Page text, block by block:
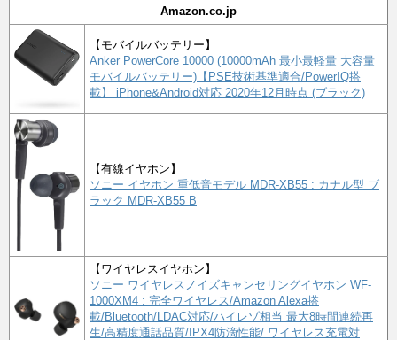
Amazon.co.jp
【モバイルバッテリー】
Anker PowerCore 10000 (10000mAh 最小最軽量 大容量
モバイルバッテリー)【PSE技術基準適合/PowerIQ搭
載】 iPhone&Android対応 2020年12月時点 (ブラック)
【有線イヤホン】
ソニー イヤホン 重低音モデル MDR-XB55 : カナル型 ブ
ラック MDR-XB55 B
【ワイヤレスイヤホン】
ソニー ワイヤレスノイズキャンセリングイヤホン WF-
1000XM4 : 完全ワイヤレス/Amazon Alexa搭
載/Bluetooth/LDAC対応/ハイレゾ相当 最大8時間連続再
生/高精度通話品質/IPX4防滴性能/ ワイヤレス充電対